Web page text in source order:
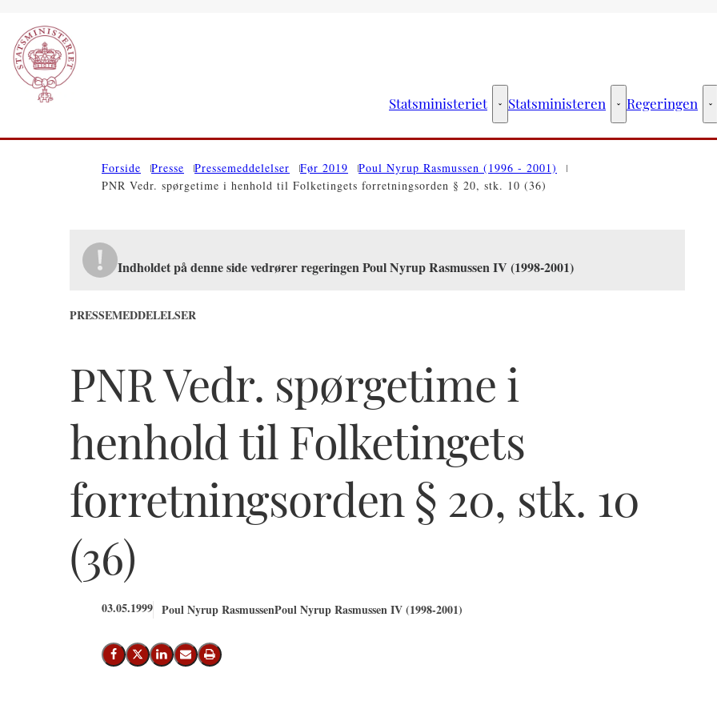
Statsministeriet Statsministeriet - Flere links
Statsministeren Statsministeren -
Regeringen
Forside Presse Pressemeddelelser Før 2019
Poul Nyrup Rasmussen (1996 - 2001)
PNR Vedr. spørgetime i henhold til Folketingets forretningsorden § 20, stk. 10 (36)
Indholdet på denne side vedrører regeringen Poul Nyrup Rasmussen IV (1998-2001)
PRESSEMEDDELELSER
PNR Vedr. spørgetime i
henhold til Folketingets
forretningsorden § 20, stk. 10
(36)
03.05.1999 Poul Nyrup RasmussenPoul Nyrup Rasmussen IV (1998-2001)
Del på Facebook
Del på X (Twitter)
Del på LinkedIn
Send email
Print